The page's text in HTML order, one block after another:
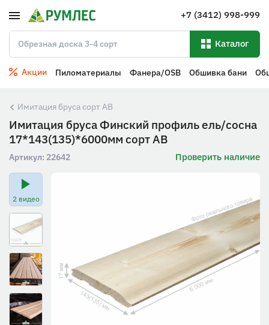
+7 (3412) 998-999
Каталог
Акции Пиломатериалы Фанера/OSB Обшивка бани
Имитация бруса сорт АВ
Имитация бруса Финский профиль ель/сосна
17*143(135)*6000мм сорт АВ
Артикул: 22642 Проверить наличие
2 видео